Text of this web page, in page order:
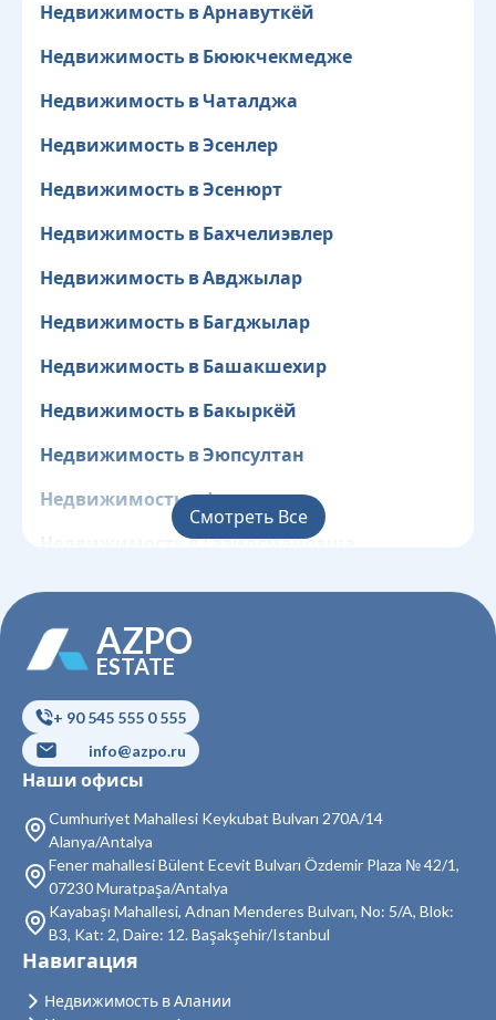
Недвижимость в Арнавуткёй
Недвижимость в Бююкчекмедже
Недвижимость в Чаталджа
Недвижимость в Эсенлер
Недвижимость в Эсенюрт
Недвижимость в Бахчелиэвлер
Недвижимость в Авджылар
Недвижимость в Багджылар
Недвижимость в Башакшехир
Недвижимость в Бакыркёй
Недвижимость в Эюпсултан
Недвижимость в Фатих
Недвижимость в Газиосманпаша
Недвижимость в Гюнгёрен
Недвижимость в Кагытхане
Недвижимость в Кючюкчекмедже
Недвижимость в Бейоглу
Недвижимость в Байрампаша
Недвижимость в Бешикташ
Недвижимость в Сарыер
Недвижимость в Султангази
Недвижимость в Силиври
Смотреть Все
AZPO
ESTATE
+ 90 545 555 0 555
info@azpo.ru
Наши офисы
Cumhuriyet Mahallesi Keykubat Bulvarı 270A/14
Alanya/Antalya
Fener mahallesi Bülent Ecevit Bulvarı Özdemir Plaza № 42/1,
07230 Muratpaşa/Antalya
Kayabaşı Mahallesi, Adnan Menderes Bulvarı, No: 5/A, Blok:
B3, Kat: 2, Daire: 12. Başakşehir/Istanbul
Навигация
Недвижимость в Алании